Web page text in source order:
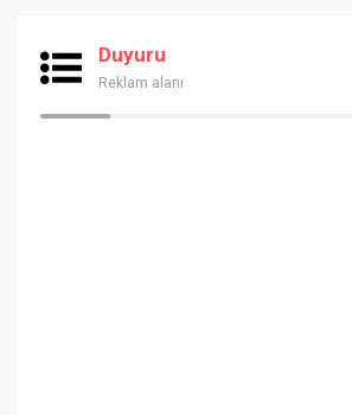
Duyuru
Reklam alanı